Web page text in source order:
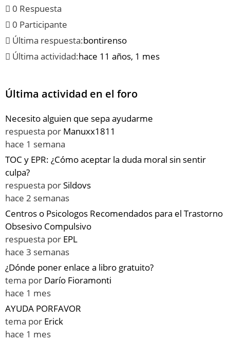
0 Respuesta
0 Participante
Última respuesta:bontirenso
Última actividad:hace 11 años, 1 mes
Última actividad en el foro
Necesito alguien que sepa ayudarme
respuesta por Manuxx1811
hace 1 semana
TOC y EPR: ¿Cómo aceptar la duda moral sin sentir
culpa?
respuesta porSildovs
hace 2 semanas
Centros o Psicologos Recomendados para el Trastorno
Obsesivo Compulsivo
respuesta por EPL
hace 3 semanas
¿Dónde poner enlace a libro gratuito?
tema por Darío Fioramonti
hace 1 mes
AYUDA PORFAVOR
tema por Erick
hace 1 mes